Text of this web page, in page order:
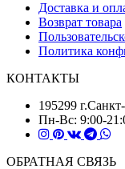
Доставка и
Возврат товара
Политика
КОНТАКТЫ
Пн-Вс: 9:00-
ОБРАТНАЯ СВЯЗЬ